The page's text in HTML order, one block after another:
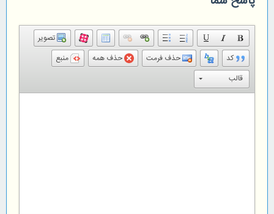
تصویر
کد
حذف فرمت حذف همه
منبع
قالب